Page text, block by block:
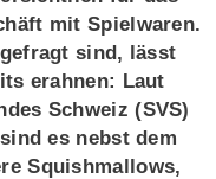
mit Spielwaren.
sind, lässt
erahnen: Laut
Schweiz (SVS)
es nebst dem
Squishmallows,